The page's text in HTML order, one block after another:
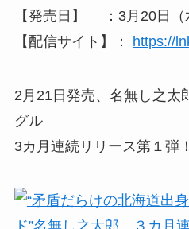
【発売日】 ：3月20日（
【配信サイト】：
https://
2月21日発売、名無し之太
グル
3カ月連続リリース第１弾！